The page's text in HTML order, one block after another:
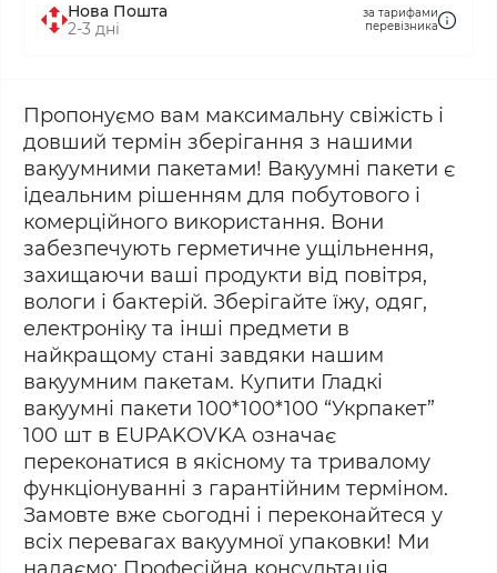
Нова Пошта
2-3 дні
за тарифами
перевізника
Пропонуємо вам максимальну свіжість і
довший термін зберігання з нашими
вакуумними пакетами! Вакуумні пакети є
ідеальним рішенням для побутового і
комерційного використання. Вони
забезпечують герметичне ущільнення,
захищаючи ваші продукти від повітря,
вологи і бактерій. Зберігайте їжу, одяг,
електроніку та інші предмети в
найкращому стані завдяки нашим
вакуумним пакетам. Купити Гладкі
вакуумні пакети 100*100*100 “Укрпакет”
100 шт в EUPAKOVKA означає
переконатися в якісному та тривалому
функціонуванні з гарантійним терміном.
Замовте вже сьогодні і переконайтеся у
всіх перевагах вакуумної упаковки! Ми